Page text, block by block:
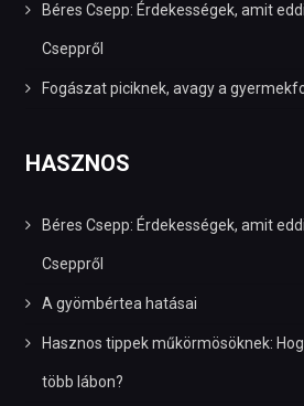
Béres Csepp: Érdekességek, amit
Cseppről
Fogászat piciknek, avagy a
HASZNOS
Béres Csepp: Érdekességek, amit
Cseppről
A gyömbértea hatásai
Hasznos tippek műkörmösöknek:
több lábon?